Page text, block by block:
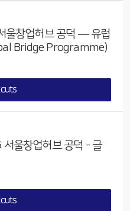
창업허브 공덕 — 유럽
Bridge Programme)
창업허브 공덕 - 글